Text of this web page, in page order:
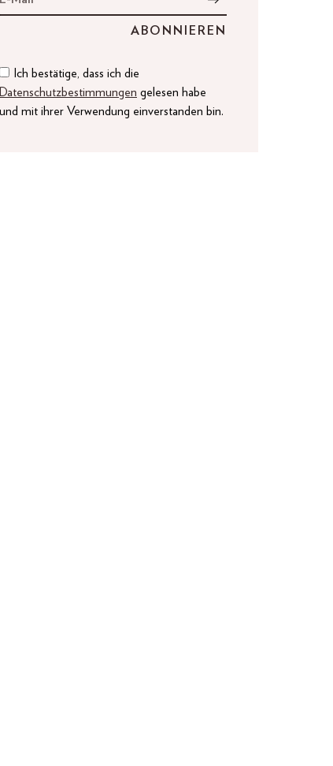
Ich bestätige, dass ich die
Datenschutzbestimmungen gelesen habe
und mit ihrer Verwendung einverstanden bin.